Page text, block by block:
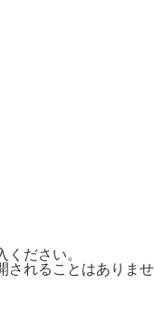
ださい。
されることはありませ